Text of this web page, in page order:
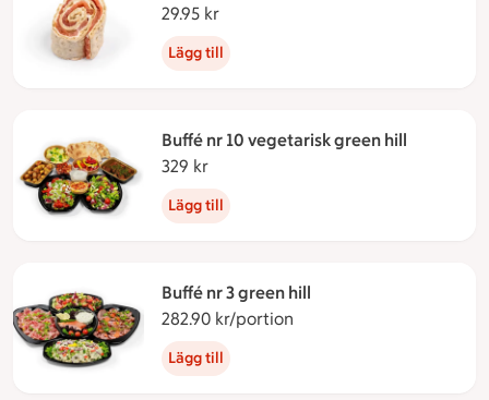
green hill
29.95 kr
Lägg till
Buffé nr 10 vegetarisk green hill
329 kr
Lägg till
Buffé nr 3 green hill
282.90 kr/portion
Lägg till